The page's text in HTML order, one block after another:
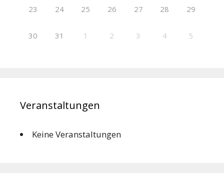
23 24 25 26 27 28 29
30 31 1 2 3 4 5
Veranstaltungen
Keine Veranstaltungen